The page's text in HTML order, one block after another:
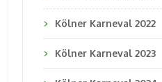
Kölner Karneval 2022
Kölner Karneval 2023